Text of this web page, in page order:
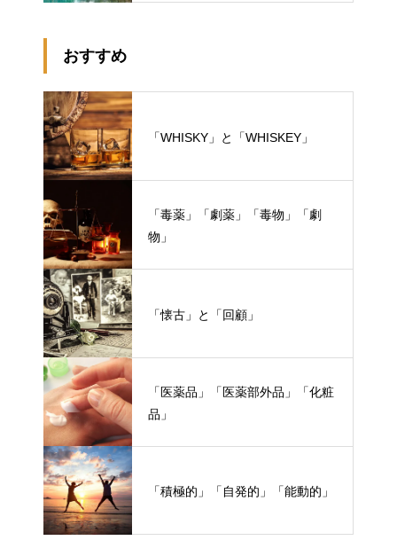
おすすめ
「WHISKY」と「WHISKEY」
「毒薬」「劇薬」「毒物」「劇
物」
「懐古」と「回顧」
「医薬品」「医薬部外品」「化粧
品」
「積極的」「自発的」「能動的」